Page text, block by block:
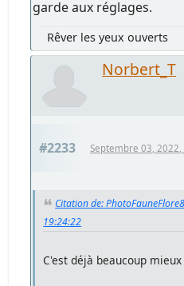
garde aux réglages.
Rêver les yeux ouverts
Norbert_T
#2233 Septembre 03, 2022,
Citation de:
19:24:22
C'est déjà beaucoup